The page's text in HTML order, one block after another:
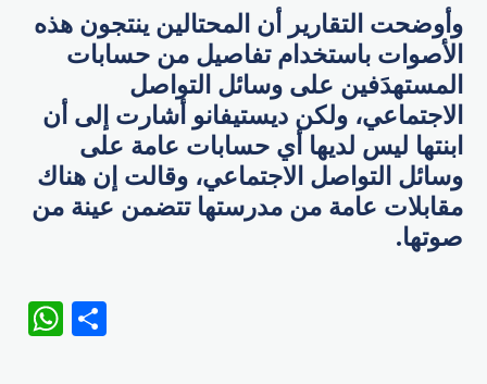
وأوضحت التقارير أن المحتالين ينتجون هذه
الأصوات باستخدام تفاصيل من حسابات
المستهدَفين على وسائل التواصل
الاجتماعي، ولكن ديستيفانو أشارت إلى أن
ابنتها ليس لديها أي حسابات عامة على
وسائل التواصل الاجتماعي، وقالت إن هناك
مقابلات عامة من مدرستها تتضمن عينة من
صوتها.
WhatsApp